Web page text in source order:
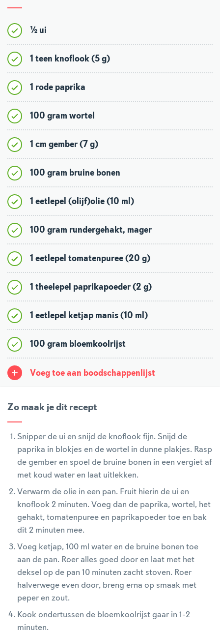
½ ui
1 teen knoflook (5 g)
1 rode paprika
100 gram wortel
1 cm gember (7 g)
100 gram bruine bonen
1 eetlepel (olijf)olie (10 ml)
100 gram rundergehakt, mager
1 eetlepel tomatenpuree (20 g)
1 theelepel paprikapoeder (2 g)
1 eetlepel ketjap manis (10 ml)
100 gram bloemkoolrijst
Voeg toe aan boodschappenlijst
Zo maak je dit recept
Snipper de ui en snijd de knoflook fijn. Snijd de
paprika in blokjes en de wortel in dunne plakjes. Rasp
de gember en spoel de bruine bonen in een vergiet af
met koud water en laat uitlekken.
Verwarm de olie in een pan. Fruit hierin de ui en
knoflook 2 minuten. Voeg dan de paprika, wortel, het
gehakt, tomatenpuree en paprikapoeder toe en bak
dit 2 minuten mee.
Voeg ketjap, 100 ml water en de bruine bonen toe
aan de pan. Roer alles goed door en laat met het
deksel op de pan 10 minuten zacht stoven. Roer
halverwege even door, breng erna op smaak met
peper en zout.
Kook ondertussen de bloemkoolrijst gaar in 1-2
minuten.